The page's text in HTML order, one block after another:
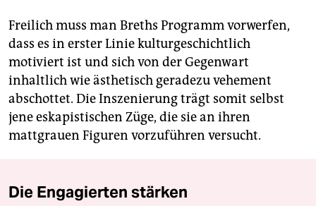
Freilich muss man Breths Programm vorwerfen,
dass es in erster Linie kulturgeschichtlich
motiviert ist und sich von der Gegenwart
inhaltlich wie ästhetisch geradezu vehement
abschottet. Die Inszenierung trägt somit selbst
jene eskapistischen Züge, die sie an ihren
mattgrauen Figuren vorzuführen versucht.
Die Engagierten stärken